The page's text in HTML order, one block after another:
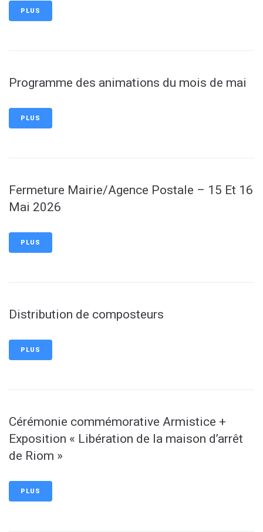
PLUS
Programme des animations du mois de mai
PLUS
Fermeture Mairie/Agence Postale – 15 Et 16
Mai 2026
PLUS
Distribution de composteurs
PLUS
Cérémonie commémorative Armistice +
Exposition « Libération de la maison d’arrêt
de Riom »
PLUS